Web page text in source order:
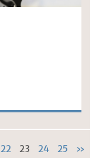
22 23 24 25 »